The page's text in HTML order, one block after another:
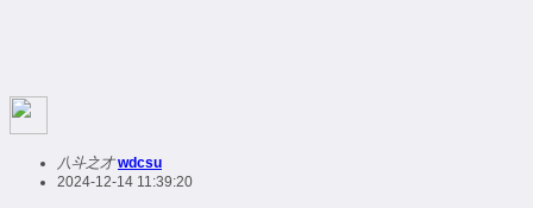
八斗之才 wdcsu
2024-12-14 11:39:20